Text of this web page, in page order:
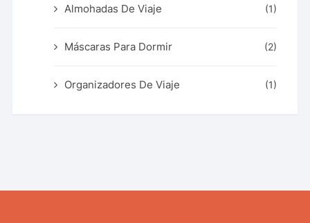
Almohadas De Viaje (1)
Máscaras Para Dormir (2)
Organizadores De Viaje (1)